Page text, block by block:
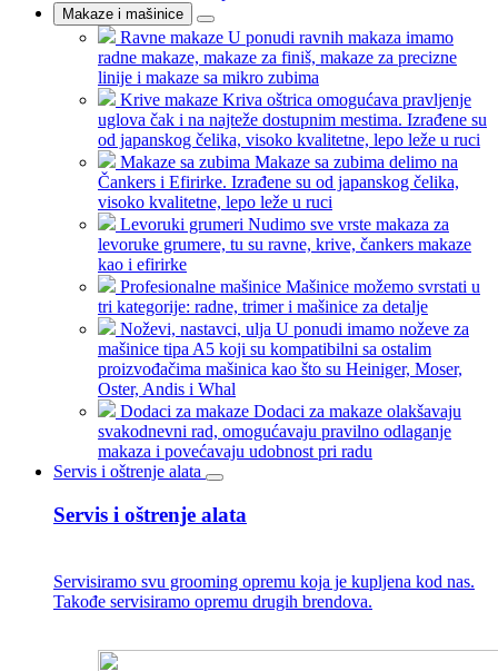
Makaze i mašinice
Ravne makaze U ponudi ravnih makaza imamo
radne makaze, makaze za finiš, makaze za precizne
linije i makaze sa mikro zubima
Krive makaze Kriva oštrica omogućava pravljenje
uglova čak i na najteže dostupnim mestima. Izrađene su
od japanskog čelika, visoko kvalitetne, lepo leže u ruci
Makaze sa zubima Makaze sa zubima delimo na
Čankers i Efirirke. Izrađene su od japanskog čelika,
visoko kvalitetne, lepo leže u ruci
Levoruki grumeri Nudimo sve vrste makaza za
levoruke grumere, tu su ravne, krive, čankers makaze
kao i efirirke
Profesionalne mašinice Mašinice možemo svrstati u
tri kategorije: radne, trimer i mašinice za detalje
Noževi, nastavci, ulja U ponudi imamo noževe za
mašinice tipa A5 koji su kompatibilni sa ostalim
proizvođačima mašinica kao što su Heiniger, Moser,
Oster, Andis i Whal
Dodaci za makaze Dodaci za makaze olakšavaju
svakodnevni rad, omogućavaju pravilno odlaganje
makaza i povećavaju udobnost pri radu
Servis i oštrenje alata
Servis i oštrenje alata
Servisiramo svu grooming opremu koja je kupljena kod nas.
Takođe servisiramo opremu drugih brendova.